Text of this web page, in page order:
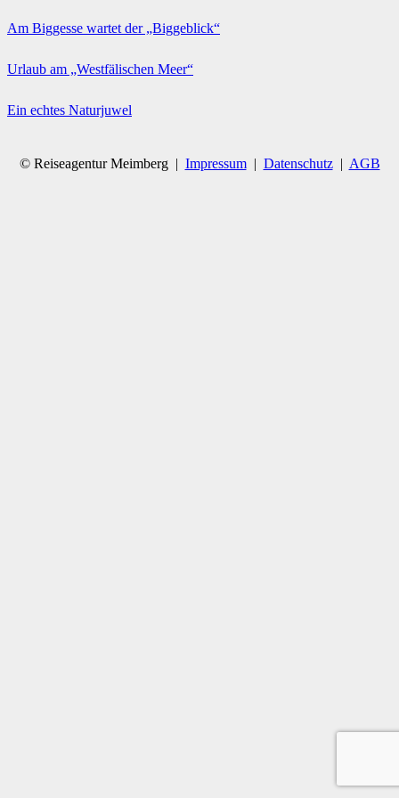
Am Biggesse wartet der „Biggeblick“
Urlaub am „Westfälischen Meer“
Ein echtes Naturjuwel
© Reiseagentur Meimberg | Impressum| Datenschutz| AGB